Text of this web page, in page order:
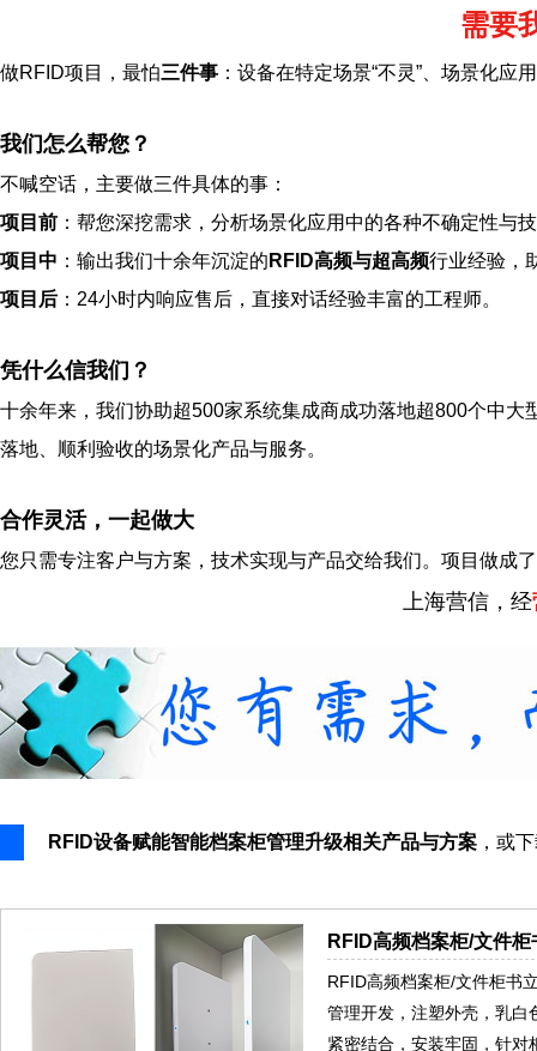
需要
做RFID项目，最怕三件事 ：设备在特定场景“不灵”、场景化
我们怎么帮您？
不喊空话，主要做三件具体的事：
项目前 ：帮您深挖需求，分析场景化应用中的各种不确定性与
项目中 ：输出我们十余年沉淀的 RFID高频与超高频行业经验，
项目后 ：24小时内响应售后，直接对话经验丰富的工程师。
凭什么信我们？
十余年来，我们协助超500家系统集成商成功落地超800个中大
落地、顺利验收的场景化产品与服务。
合作灵活，一起做大
您只需专注客户与方案，技术实现与产品交给我们。项目做成
上海营信，经
RFID设备赋能智能档案柜管理升级相关产品与方案 ，或
RFID高频档案柜/文件
RFID高频档案柜/文件柜书
管理开发，注塑外壳，乳白
紧密结合，安装牢固，针